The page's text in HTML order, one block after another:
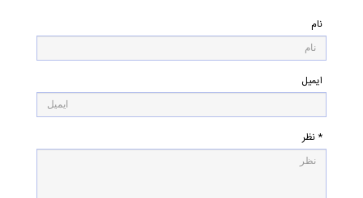
نام
ایمیل
* نظر